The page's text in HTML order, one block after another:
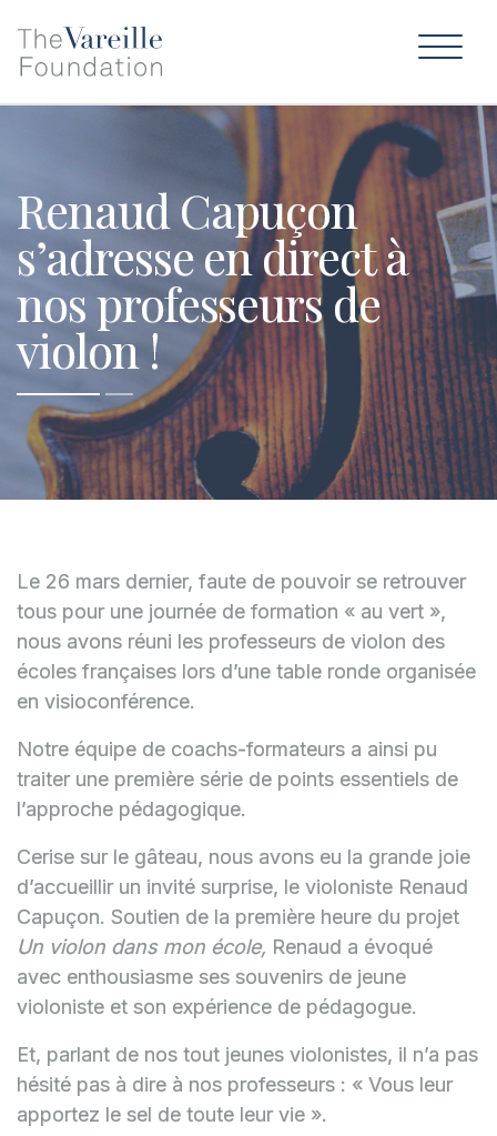
Renaud Capuçon
s’adresse en direct à
nos professeurs de
violon !
Le 26 mars dernier, faute de pouvoir se retrouver
tous pour une journée de formation « au vert »,
nous avons réuni les professeurs de violon des
écoles françaises lors d’une table ronde organisée
en visioconférence.
Notre équipe de coachs-formateurs a ainsi pu
traiter une première série de points essentiels de
l’approche pédagogique.
Cerise sur le gâteau, nous avons eu la grande joie
d’accueillir un invité surprise, le violoniste Renaud
Capuçon. Soutien de la première heure du projet
Un violon dans mon école, Renaud a évoqué
avec enthousiasme ses souvenirs de jeune
violoniste et son expérience de pédagogue.
Et, parlant de nos tout jeunes violonistes, il n’a pas
hésité pas à dire à nos professeurs : « Vous leur
apportez le sel de toute leur vie ».